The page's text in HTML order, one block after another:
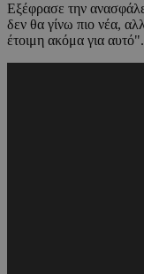
Εξέφρασε την
δεν θα γίνω πιο νέα,
έτοιμη ακόμα για αυτό".